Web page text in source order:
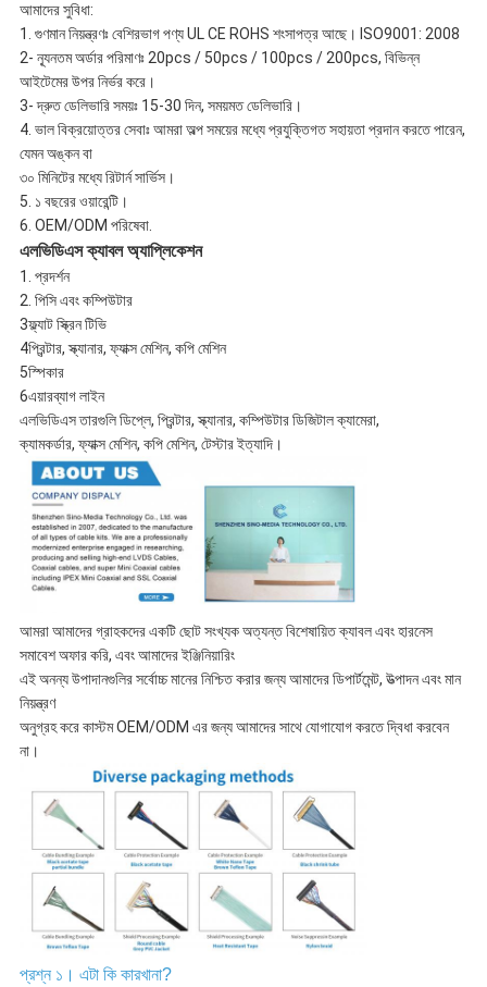
আমাদের সুবিধা:
1. গুণমান নিয়ন্ত্রণঃ বেশিরভাগ পণ্য UL CE ROHS শংসাপত্র আছে। ISO9001: 2008
2- ন্যূনতম অর্ডার পরিমাণঃ 20pcs / 50pcs / 100pcs / 200pcs, বিভিন্ন
আইটেমের উপর নির্ভর করে।
3- দ্রুত ডেলিভারি সময়ঃ 15-30 দিন, সময়মত ডেলিভারি।
4. ভাল বিক্রয়োত্তর সেবাঃ আমরা অল্প সময়ের মধ্যে প্রযুক্তিগত সহায়তা প্রদান করতে পারেন,
যেমন অঙ্কন বা
৩০ মিনিটের মধ্যে রিটার্ন সার্ভিস।
5. ১ বছরের ওয়ারেন্টি।
6. OEM/ODM পরিষেবা.
এলভিডিএস ক্যাবল অ্যাপ্লিকেশন
1. প্রদর্শন
2. পিসি এবং কম্পিউটার
3ফ্ল্যাট স্ক্রিন টিভি
4প্রিন্টার, স্ক্যানার, ফ্যাক্স মেশিন, কপি মেশিন
5স্পিকার
6এয়ারব্যাগ লাইন
এলভিডিএস তারগুলি ডিপ্লে, প্রিন্টার, স্ক্যানার, কম্পিউটার ডিজিটাল ক্যামেরা,
ক্যামকর্ডার, ফ্যাক্স মেশিন, কপি মেশিন, টেস্টার ইত্যাদি।
আমরা আমাদের গ্রাহকদের একটি ছোট সংখ্যক অত্যন্ত বিশেষায়িত ক্যাবল এবং হারনেস
সমাবেশ অফার করি, এবং আমাদের ইঞ্জিনিয়ারিং
এই অনন্য উপাদানগুলির সর্বোচ্চ মানের নিশ্চিত করার জন্য আমাদের ডিপার্টমেন্ট, উত্পাদন এবং মান
নিয়ন্ত্রণ
অনুগ্রহ করে কাস্টম OEM/ODM এর জন্য আমাদের সাথে যোগাযোগ করতে দ্বিধা করবেন
না।
প্রশ্ন ১। এটা কি কারখানা?